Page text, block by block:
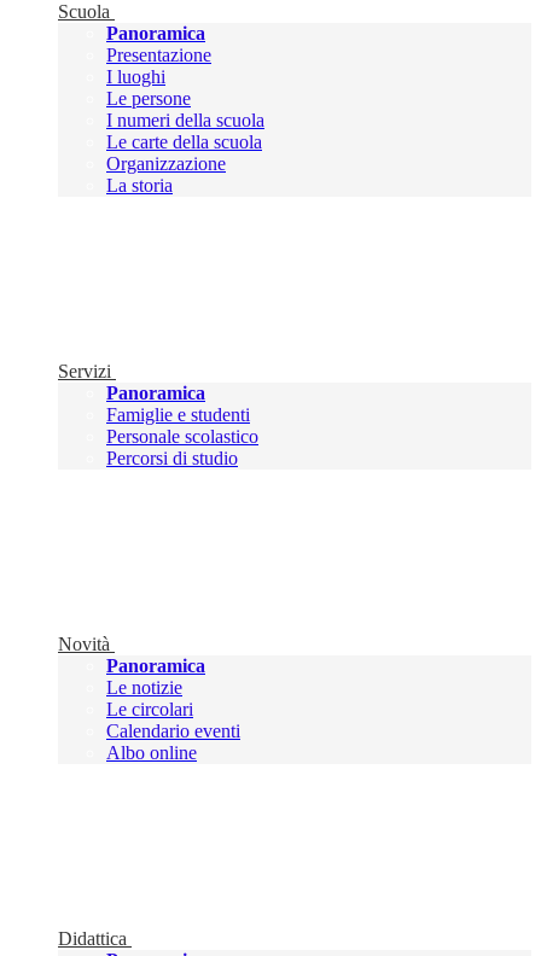
Scuola
Panoramica
Presentazione
I luoghi
Le persone
I numeri della scuola
Le carte della scuola
Organizzazione
La storia
Servizi
Panoramica
Famiglie e studenti
Personale scolastico
Percorsi di studio
Novità
Panoramica
Le notizie
Le circolari
Calendario eventi
Albo online
Didattica